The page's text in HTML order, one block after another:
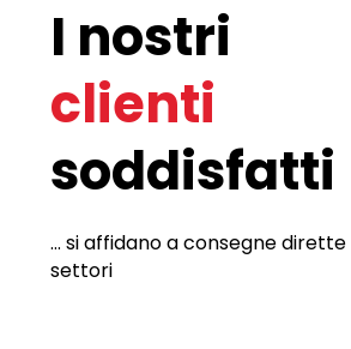
I nostri
clienti
soddisfatti
... si affidano a consegne
settori